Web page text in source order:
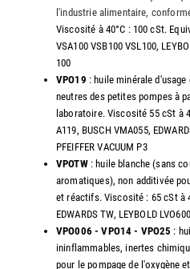
l'industrie alimentaire,
Viscosité à 40°C : 100 cSt.
VSA100 VSB100 VSL100,
100
VPO19 : huile minérale
neutres des petites pompes à
laboratoire. Viscosité 55 cSt à
A119, BUSCH VMA055,
PFEIFFER VACUUM P3
VPOTW: huile blanche (sans
aromatiques), non additivée
et réactifs. Viscosité : 65 cSt à
EDWARDS TW, LEYBOLD
VPO006 - VPO14 - VPO25 :
ininflammables, inertes
pour le pompage de l'oxygène